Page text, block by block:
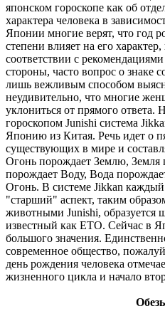
японском гороскопе как об
характера человека в
Японии многие верят, что год
степени влияет на его
соответствии с
стороны, часто вопрос о знаке
лишь вежливым способом
неудивительно, что многие
уклониться от прямого ответа.
гороскопом Junishi система
Японию из Китая. Речь идет о
существующих в мире и
Огонь порождает Землю, Земля
порождает Воду, Вода
Огонь. В системе Jikkan
"старший" аспект, таким
животными Junishi, образуется
известный как ETO. Сейчас в
большого значения.
современное общество,
день рождения человека
жизненного цикла и начало